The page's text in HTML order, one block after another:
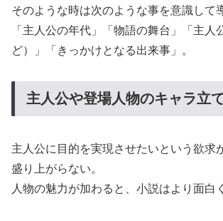
そのような時は次のような事を意識して
「主人公の年代」「物語の舞台」「主人
ど）」「きっかけとなる出来事」。
主人公や登場人物のキャラ立
主人公に目的を実現させたいという欲求
盛り上がらない。
人物の魅力が加わると、小説はより面白